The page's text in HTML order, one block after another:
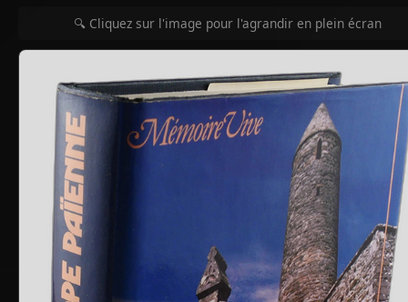
🔍 Cliquez sur l'image pour l'agrandir en plein écran